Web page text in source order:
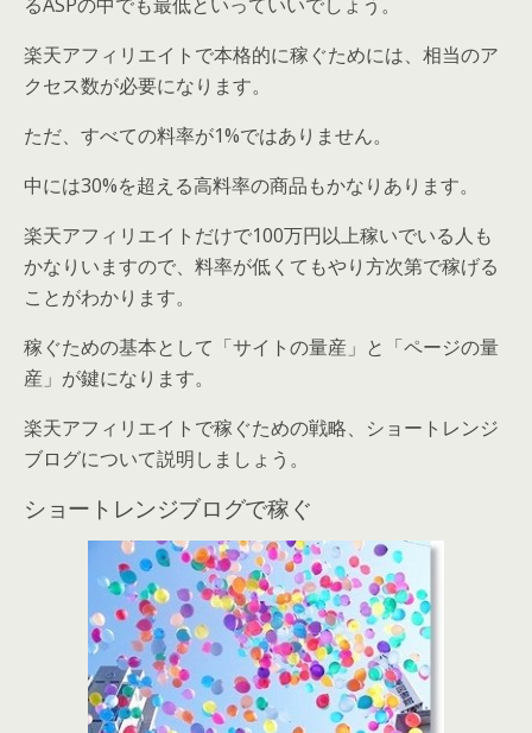
るASPの中でも最低といっていいでしょう。
楽天アフィリエイトで本格的に稼ぐためには、相当のア
クセス数が必要になります。
ただ、すべての料率が1%ではありません。
中には30%を超える高料率の商品もかなりあります。
楽天アフィリエイトだけで100万円以上稼いでいる人も
かなりいますので、料率が低くてもやり方次第で稼げる
ことがわかります。
稼ぐための基本として「サイトの量産」と「ページの量
産」が鍵になります。
楽天アフィリエイトで稼ぐための戦略、ショートレンジ
ブログについて説明しましょう。
ショートレンジブログで稼ぐ